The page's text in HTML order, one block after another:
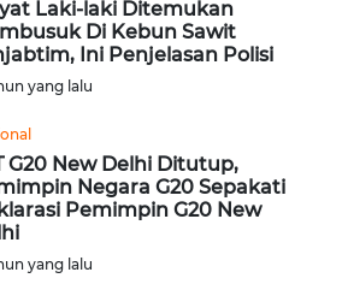
Laki-laki Ditemukan
Di Kebun Sawit
Ini Penjelasan Polisi
yang lalu
G20 New Delhi Ditutup,
Negara G20 Sepakati
Pemimpin G20 New
yang lalu